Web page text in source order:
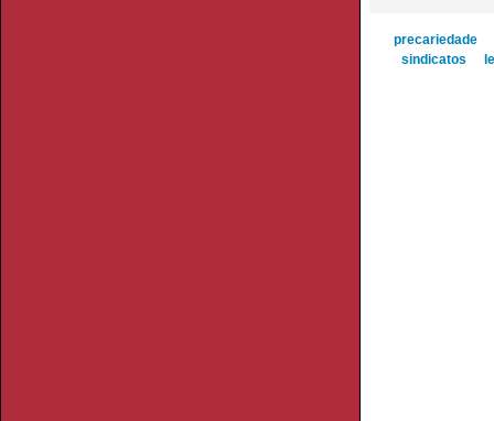
precariedade
sindicatos